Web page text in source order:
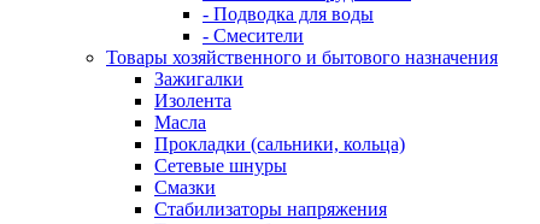
- Подводка для воды
- Смесители
Товары хозяйственного и бытового назначения
Зажигалки
Изолента
Масла
Прокладки (сальники, кольца)
Сетевые шнуры
Смазки
Стабилизаторы напряжения